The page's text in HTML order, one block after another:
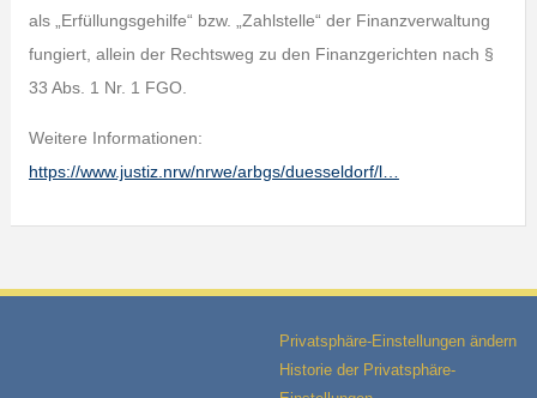
als „Erfüllungsgehilfe“ bzw. „Zahlstelle“ der Finanzverwaltung
fungiert, allein der Rechtsweg zu den Finanzgerichten nach §
33 Abs. 1 Nr. 1 FGO.
Weitere Informationen:
https://www.justiz.nrw/nrwe/arbgs/duesseldorf/l…
Privatsphäre-Einstellungen ändern
Historie der Privatsphäre-